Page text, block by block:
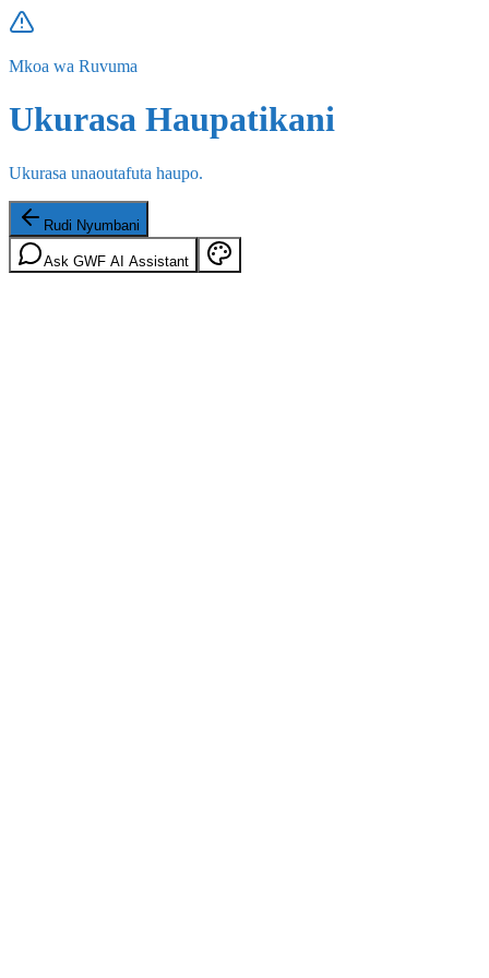
Mkoa wa Ruvuma
Ukurasa Haupatikani
Ukurasa unaoutafuta haupo.
Rudi Nyumbani
Ask GWF AI Assistant